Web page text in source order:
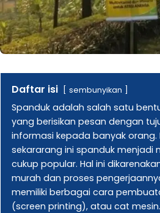
Daftar isi sembunyikan
Spanduk adalah salah satu
yang berisikan pesan dengan
informasi kepada banyak orang.
sekararang ini spanduk menjadi
cukup popular. Hal ini
murah dan proses
memiliki berbagai cara
(screen printing), atau cat